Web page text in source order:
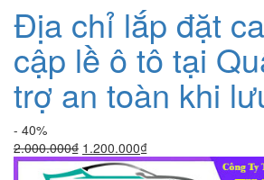
Địa chỉ lắp đặt
cập lề ô tô tại
trợ an toàn khi
- 40%
2.000.000₫ Giá
gốc
1.200.000₫Giá
hiện